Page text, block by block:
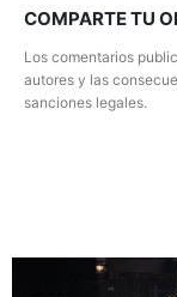
COMPARTE TU
Los comentarios
autores y las
sanciones legales.